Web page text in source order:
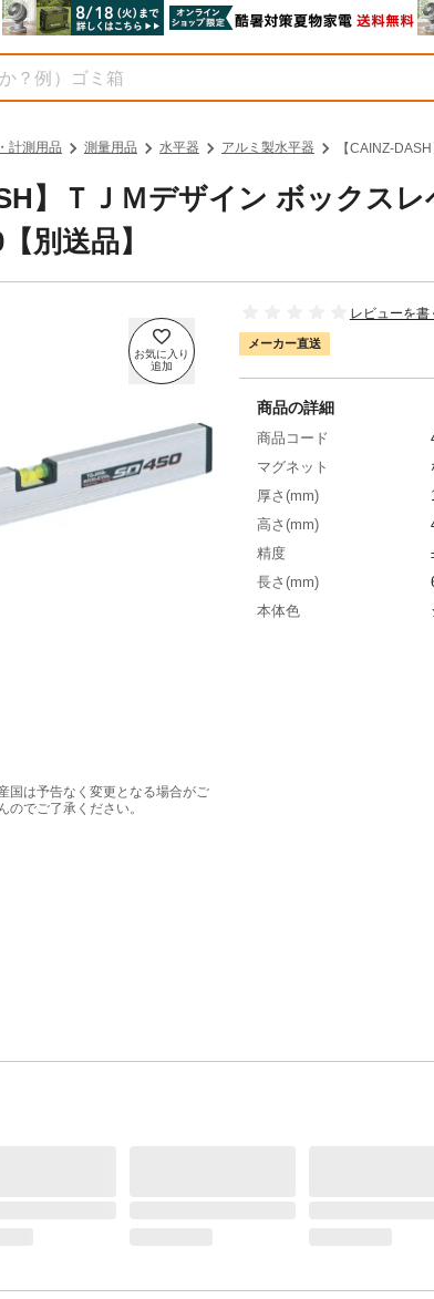
計測用品 測量用品 水平器 アルミ製水平器 【CAINZ-
】ＴＪＭデザイン ボックス
別送品】
国は予告なく変更となる場合がご
のでご了承ください。
レビューを書
メーカー直送
商品の詳細
商品コード
マグネット
厚さ(mm)
高さ(mm)
精度
長さ(mm)
本体色